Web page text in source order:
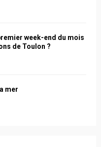
week-end du mois
de Toulon ?
mer